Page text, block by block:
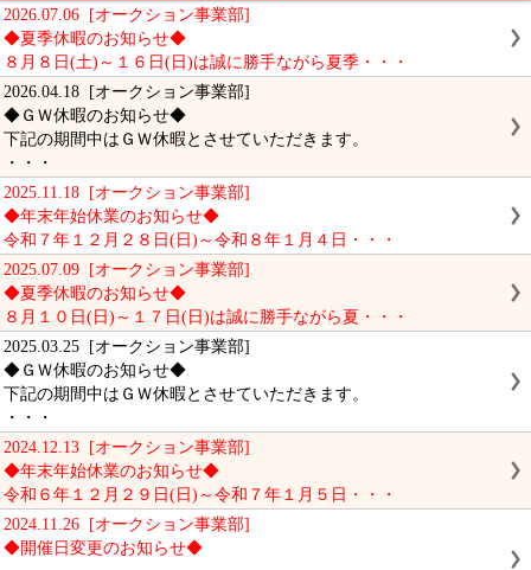
2026.07.06 [オークション事業部]
◆夏季休暇のお知らせ◆
８月８日(土)～１６日(日)は誠に勝手ながら夏季・・・
2026.04.18 [オークション事業部]
◆ＧＷ休暇のお知らせ◆
下記の期間中はＧＷ休暇とさせていただきます。
・・・
2025.11.18 [オークション事業部]
◆年末年始休業のお知らせ◆
令和７年１２月２８日(日)～令和８年１月４日・・・
2025.07.09 [オークション事業部]
◆夏季休暇のお知らせ◆
８月１０日(日)～１７日(日)は誠に勝手ながら夏・・・
2025.03.25 [オークション事業部]
◆ＧＷ休暇のお知らせ◆
下記の期間中はＧＷ休暇とさせていただきます。
・・・
2024.12.13 [オークション事業部]
◆年末年始休業のお知らせ◆
令和６年１２月２９日(日)～令和７年１月５日・・・
2024.11.26 [オークション事業部]
◆開催日変更のお知らせ◆